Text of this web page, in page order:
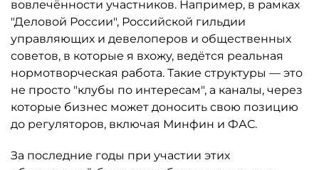
вовлечённости участников. Например, в рамках
"Деловой России", Российской гильдии
управляющих и девелоперов и общественных
советов, в которые я вхожу, ведётся реальная
нормотворческая работа. Такие структуры — это
не просто "клубы по интересам", а каналы, через
которые бизнес может доносить свою позицию
до регуляторов, включая Минфин и ФАС.
За последние годы при участии этих